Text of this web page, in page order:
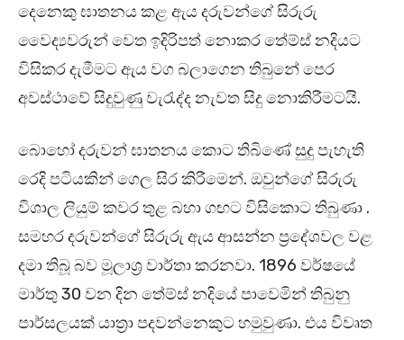
දෙනෙකු ඝාතනය කළ ඇය දරුවන්ගේ සිරුරු
වෛද්‍යවරුන් වෙත ඉදිරිපත් නොකර තේම්ස් නදියට
විසිකර දැමීමට ඇය වග බලාගෙන තිබුනේ පෙර
අවස්ථාවේ සිදුවුණු වැරැද්ද නැවත සිදු නොකිරීමටයි.
බොහෝ දරුවන් ඝාතනය කොට තිබිණේ සුදු පැහැති
රෙදි පටියකින් ගෙල සිර කිරීමෙන්. ඔවුන්ගේ සිරුරු
විශාල ලියුම් කවර තුළ බහා ගඟට විසිකොට තිබුණා .
සමහර දරුවන්ගේ සිරුරු ඇය ආසන්න ප්‍රදේශවල වළ
දමා තිබූ බව මූලාශ්‍ර වාර්තා කරනවා. 1896 වර්ෂයේ
මාර්තු 30 වන දින තේම්ස් නදියේ පාවෙමින් තිබුනු
පාර්සලයක් යාත්‍රා පදවන්නෙකුට හමුවුණා. එය විවෘත